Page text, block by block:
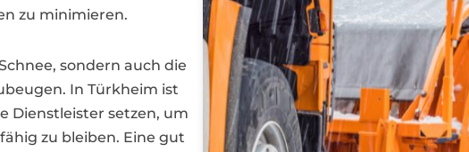
zu minimieren.
sondern auch die
In Türkheim ist
Dienstleister setzen, um
zu bleiben. Eine gut